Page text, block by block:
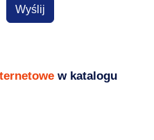
Wyślij
w katalogu